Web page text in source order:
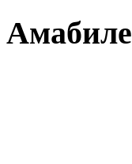
Амабиле